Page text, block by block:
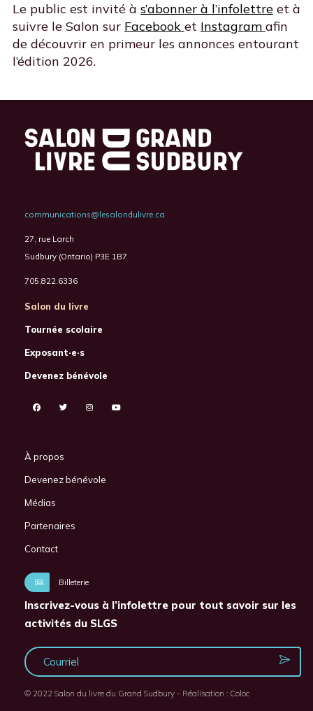
Le public est invité à s’abonner à l’infolettreet à
suivre le Salon sur Facebook et Instagram afin
de découvrir en primeur les annonces entourant
l’édition 2026.
communications@lesalondulivre.ca
27, rue Larch
Sudbury (Ontario) P3E 1B7
705.822.6336
Salon du livre
Tournée scolaire
Exposant·e·s
Devenez bénévole
À propos
Devenez bénévole
Médias
Partenaires
Contact
Billeterie
Inscrivez-vous à l’infolettre pour tout savoir sur les
activités du SLGS
© 2022 Salon du livre du Grand Sudbury - Réalisation : Coloc